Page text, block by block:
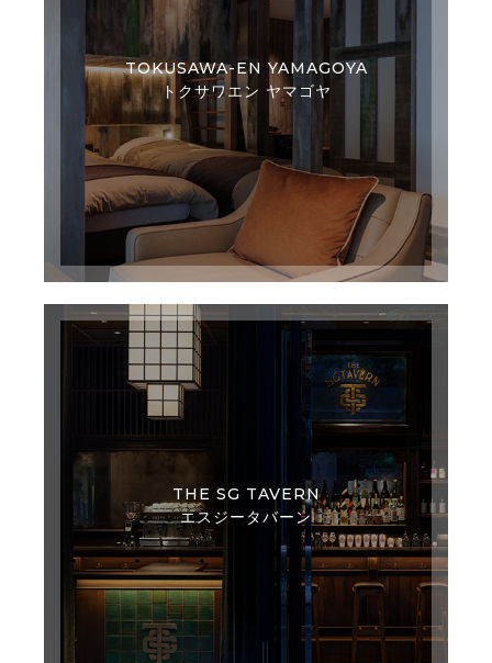
TOKUSAWA-EN YAMAGOYA
トクサワエン ヤマゴヤ
THE SG TAVERN
エスジータバーン